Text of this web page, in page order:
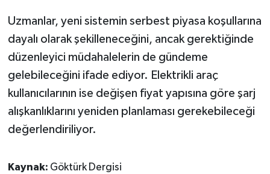
Uzmanlar, yeni sistemin serbest piyasa koşullarına
dayalı olarak şekilleneceğini, ancak gerektiğinde
düzenleyici müdahalelerin de gündeme
gelebileceğini ifade ediyor. Elektrikli araç
kullanıcılarının ise değişen fiyat yapısına göre şarj
alışkanlıklarını yeniden planlaması gerekebileceği
değerlendiriliyor.
Kaynak: Göktürk Dergisi